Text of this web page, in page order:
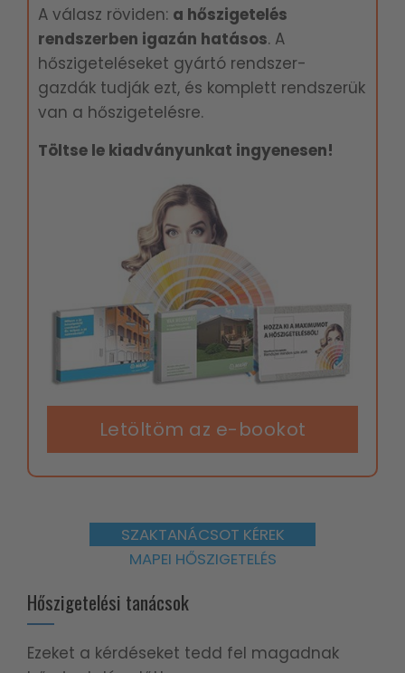
A válasz röviden: a hőszigetelés
rendszerben igazán hatásos. A
hőszigeteléseket gyártó rendszer-
gazdák tudják ezt, és komplett rendszerük
van a hőszigetelésre.
Töltse le kiadványunkat ingyenesen!
Letöltöm az e-bookot
SZAKTANÁCSOT KÉREK
MAPEI HŐSZIGETELÉS
Hőszigetelési tanácsok
Ezeket a kérdéseket tedd fel magadnak